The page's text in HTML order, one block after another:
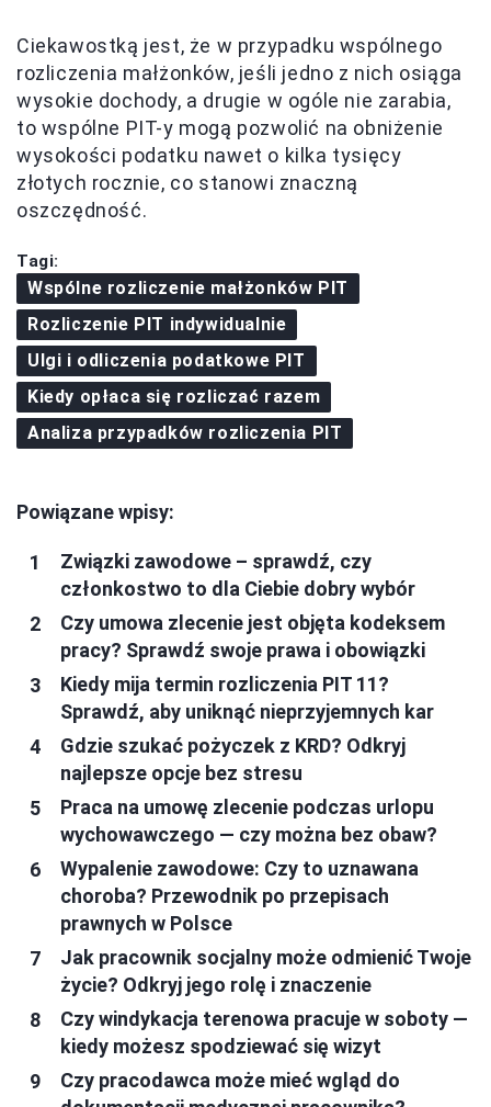
Ciekawostką jest, że w przypadku wspólnego
rozliczenia małżonków, jeśli jedno z nich osiąga
wysokie dochody, a drugie w ogóle nie zarabia,
to wspólne PIT-y mogą pozwolić na obniżenie
wysokości podatku nawet o kilka tysięcy
złotych rocznie, co stanowi znaczną
oszczędność.
Tagi:
Wspólne rozliczenie małżonków PIT
Rozliczenie PIT indywidualnie
Ulgi i odliczenia podatkowe PIT
Kiedy opłaca się rozliczać razem
Analiza przypadków rozliczenia PIT
Powiązane wpisy:
Związki zawodowe – sprawdź, czy
członkostwo to dla Ciebie dobry wybór
Czy umowa zlecenie jest objęta kodeksem
pracy? Sprawdź swoje prawa i obowiązki
Kiedy mija termin rozliczenia PIT 11?
Sprawdź, aby uniknąć nieprzyjemnych kar
Gdzie szukać pożyczek z KRD? Odkryj
najlepsze opcje bez stresu
Praca na umowę zlecenie podczas urlopu
wychowawczego — czy można bez obaw?
Wypalenie zawodowe: Czy to uznawana
choroba? Przewodnik po przepisach
prawnych w Polsce
Jak pracownik socjalny może odmienić Twoje
życie? Odkryj jego rolę i znaczenie
Czy windykacja terenowa pracuje w soboty —
kiedy możesz spodziewać się wizyt
Czy pracodawca może mieć wgląd do